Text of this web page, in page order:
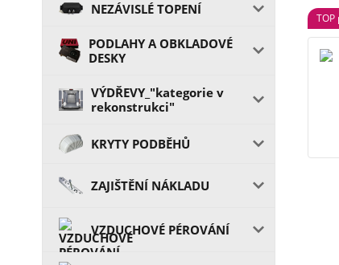
NEZÁVISLÉ TOPENÍ
PODLAHY A OBKLADOVÉ
DESKY
VÝDŘEVY_"kategorie v
rekonstrukci"
KRYTY PODBĚHŮ
ZAJIŠTĚNÍ NÁKLADU
VZDUCHOVÉ PÉROVÁNÍ